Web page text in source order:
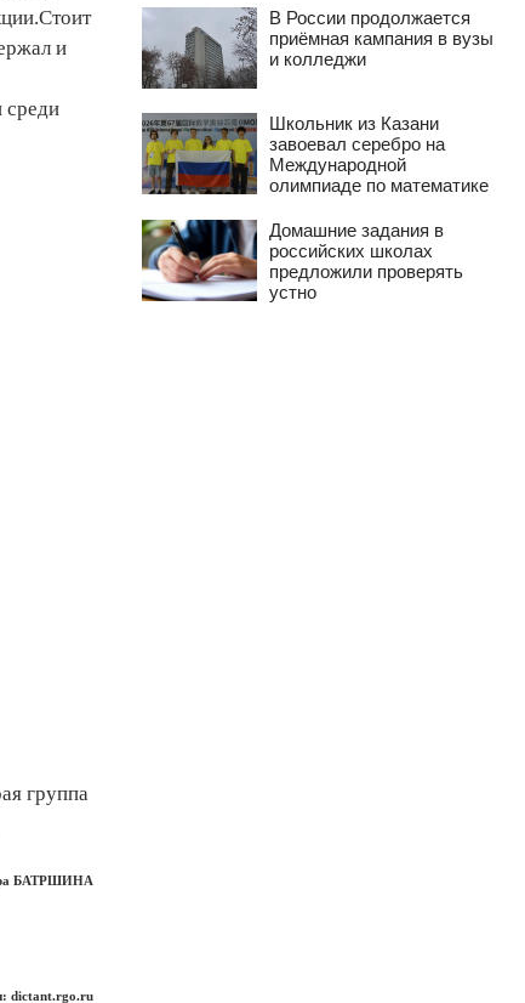
и
среди
группа
БАТРШИНА
dictant.rgo.ru
В России продолжается
приёмная кампания в вузы
и колледжи
Школьник из Казани
завоевал серебро на
Международной
олимпиаде по математике
Домашние задания в
российских школах
предложили проверять
устно